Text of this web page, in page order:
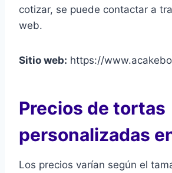
cotizar, se puede contactar a
web.
Sitio web: https://
Precios de tortas
personalizadas
Los precios varían según el